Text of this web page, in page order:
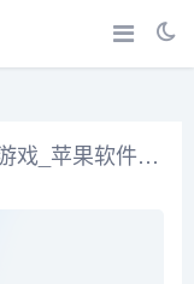
mac软件推荐_分享优质mac软件游戏_苹果软件盒子